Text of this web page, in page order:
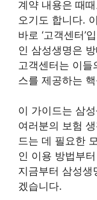
계약 내용은 때
오기도 합니다.
바로 ‘고객센터’
인 삼성생명은
고객센터는 이들
스를 제공하는
이 가이드는 삼
여러분의 보험
드는 데 필요한
인 이용 방법부
지금부터 삼성생
겠습니다.